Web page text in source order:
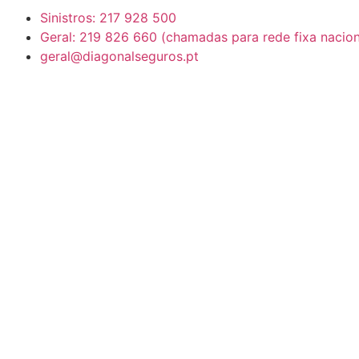
Sinistros: 217 928 500
Geral: 219 826 660 (chamadas para rede fixa
geral@diagonalseguros.pt